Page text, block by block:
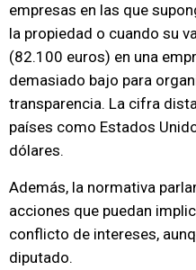
empresas en las que
la propiedad o cuando su
(82.100 euros) en una
demasiado bajo para
transparencia. La cifra
países como Estados
dólares.
Además, la normativa
acciones que puedan
conflicto de intereses,
diputado.